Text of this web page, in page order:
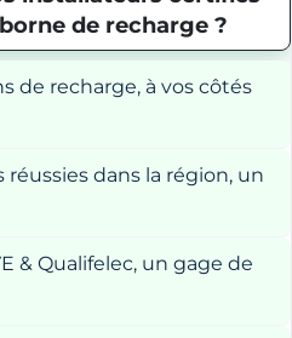
de recharge ?
de recharge, à vos côtés
dans la région, un
& Qualifelec, un gage de